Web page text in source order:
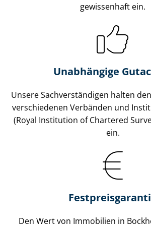
gewissenhaft ein.
Unabhängige
Unsere Sach­ver­stän­di­gen halten
verschiedenen Verbänden und
(Royal Institution of Chartered
ein.
Den Wert von Immobilien in